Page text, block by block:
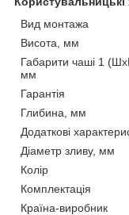
Вид монтажа
Висота, мм
Габарити чаші 1
мм
Гарантія
Глибина, мм
Додаткові
Діаметр зливу, мм
Колір
Комплектація
Країна-виробник